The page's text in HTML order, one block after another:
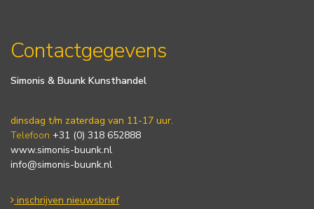
Contactgegevens
Simonis & Buunk Kunsthandel
dinsdag t/m zaterdag van 11-17 uur.
Telefoon +31 (0) 318 652888
www.simonis-buunk.nl
info@simonis-buunk.nl
inschrijven nieuwsbrief